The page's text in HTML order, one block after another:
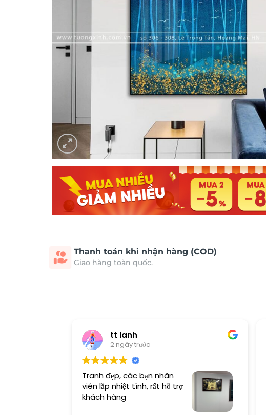
Thanh toán khi nhận hàng (COD)
Giao hàng toàn quốc.
tt lanh
2 ngày trước
Tranh đẹp, các bạn nhân
viên lắp nhiệt tình, rất hỗ trợ
khách hàng